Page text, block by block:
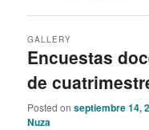
Encuestas
de
GALLERY
Posted onseptiembre 14,
Nuza